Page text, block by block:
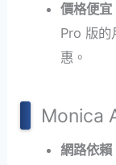
價格便宜
Pro 版的
惠。
Monica
網路依賴